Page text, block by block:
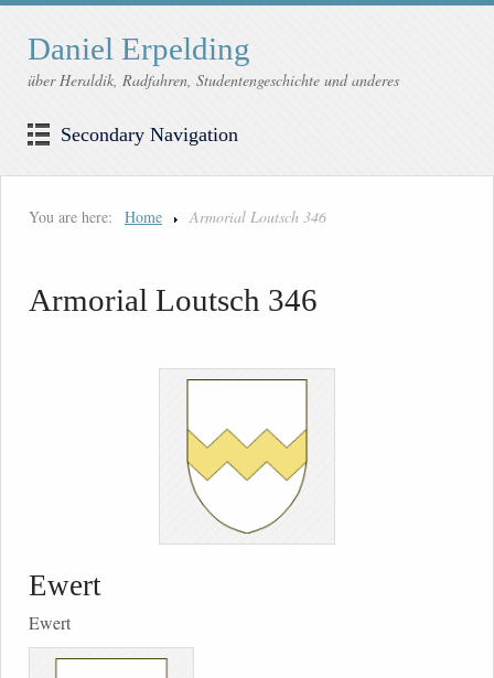
Daniel Erpelding
über Heraldik, Radfahren, Studentengeschichte und anderes
Secondary Navigation
You are here: Home Armorial Loutsch 346
Armorial Loutsch 346
Ewert
Ewert